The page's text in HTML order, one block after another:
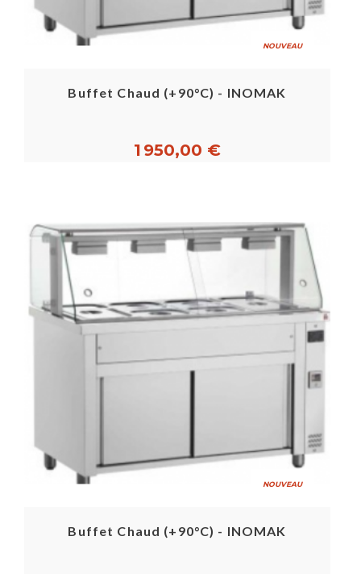
NOUVEAU
Buffet Chaud (+90°C) - INOMAK
1 950,00 €
NOUVEAU
Buffet Chaud (+90°C) - INOMAK